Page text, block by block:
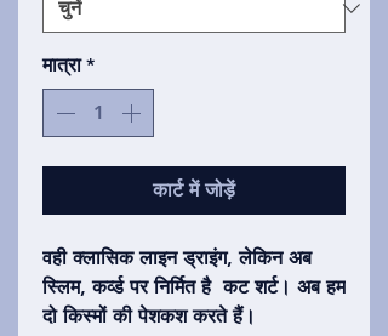
मात्रा *
कार्ट में जोड़ें
वही क्लासिक लाइन ड्राइंग, लेकिन अब
स्लिम, कर्व्ड पर निर्मित है कट शर्ट। अब हम
दो किस्मों की पेशकश करते हैं।